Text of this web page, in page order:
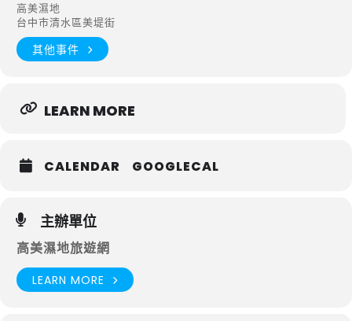
高美濕地
台中市清水區美堤街
其他事件
LEARN MORE
CALENDAR GOOGLECAL
主辦單位
高美濕地旅遊網
LEARN MORE